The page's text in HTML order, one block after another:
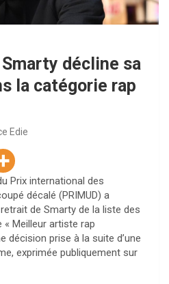
Smarty décline sa
la catégorie rap
Edie
Prix international des
décalé (PRIMUD) a
de Smarty de la liste des
Meilleur artiste rap
décision prise à la suite d’une
exprimée publiquement sur